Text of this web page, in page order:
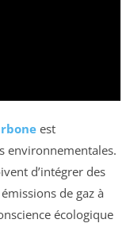
est
environnementales.
d’intégrer des
de gaz à
écologique